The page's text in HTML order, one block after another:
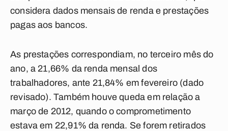
considera dados mensais de renda e prestações
pagas aos bancos.
As prestações correspondiam, no terceiro mês do
ano, a 21,66% da renda mensal dos
trabalhadores, ante 21,84% em fevereiro (dado
revisado). Também houve queda em relação a
março de 2012, quando o comprometimento
estava em 22,91% da renda. Se forem retirados